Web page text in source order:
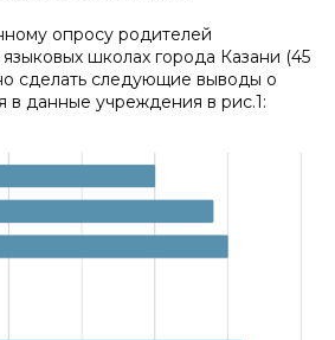
опросу родителей
школах города Казани (45
сделать следующие выводы о
в данные учреждения в рис.1: